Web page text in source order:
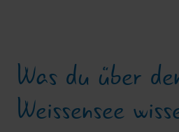
Was du über
Weissensee